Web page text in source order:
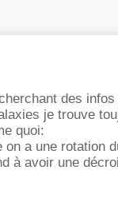
des
je trouve
quoi:
on a une rotation
à avoir une